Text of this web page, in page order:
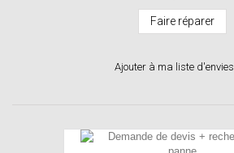
Faire réparer
Ajouter à ma liste d'envies